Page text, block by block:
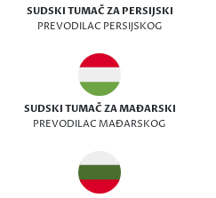
SUDSKI TUMAČ ZA PERSIJSKI
PREVODILAC PERSIJSKOG
SUDSKI TUMAČ ZA MAĐARSKI
PREVODILAC MAĐARSKOG